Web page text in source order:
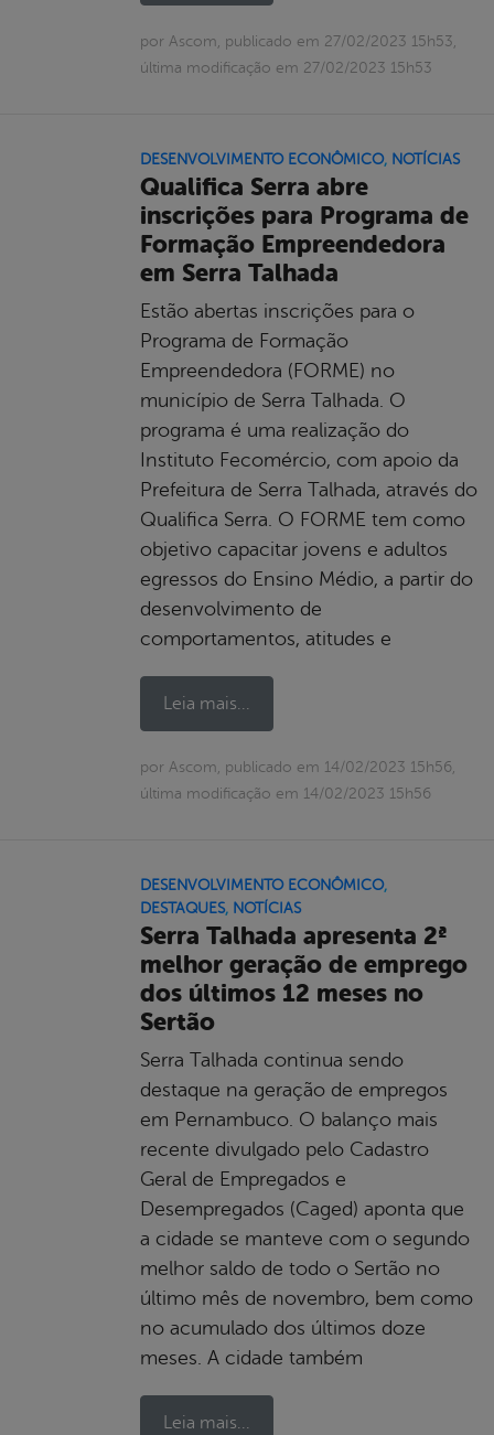
por Ascom, publicado em 27/02/2023 15h53,
última modificação em 27/02/2023 15h53
DESENVOLVIMENTO ECONÔMICO, NOTÍCIAS
Qualifica Serra abre
inscrições para Programa de
Formação Empreendedora
em Serra Talhada
Estão abertas inscrições para o
Programa de Formação
Empreendedora (FORME) no
município de Serra Talhada. O
programa é uma realização do
Instituto Fecomércio, com apoio da
Prefeitura de Serra Talhada, através do
Qualifica Serra. O FORME tem como
objetivo capacitar jovens e adultos
egressos do Ensino Médio, a partir do
desenvolvimento de
comportamentos, atitudes e
Leia mais...
por Ascom, publicado em 14/02/2023 15h56,
última modificação em 14/02/2023 15h56
DESENVOLVIMENTO ECONÔMICO,
DESTAQUES, NOTÍCIAS
Serra Talhada apresenta 2ª
melhor geração de emprego
dos últimos 12 meses no
Sertão
Serra Talhada continua sendo
destaque na geração de empregos
em Pernambuco. O balanço mais
recente divulgado pelo Cadastro
Geral de Empregados e
Desempregados (Caged) aponta que
a cidade se manteve com o segundo
melhor saldo de todo o Sertão no
último mês de novembro, bem como
no acumulado dos últimos doze
meses. A cidade também
Leia mais...